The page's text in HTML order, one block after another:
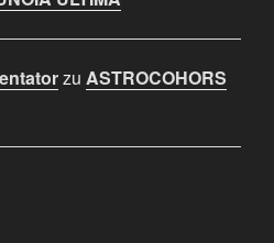
zu ASTROCOHORS